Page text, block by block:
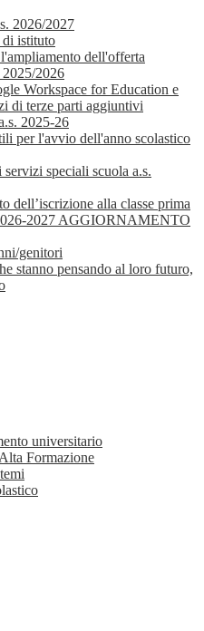
2026/2027
istituto
dell'offerta
2026
Workspace for Education e
di terze parti aggiuntivi
2025-26
per l'avvio dell'anno scolastico
speciali scuola a.s.
dell’iscrizione alla classe prima
2027 AGGIORNAMENTO
genitori
stanno pensando al loro futuro,
universitario
Formazione